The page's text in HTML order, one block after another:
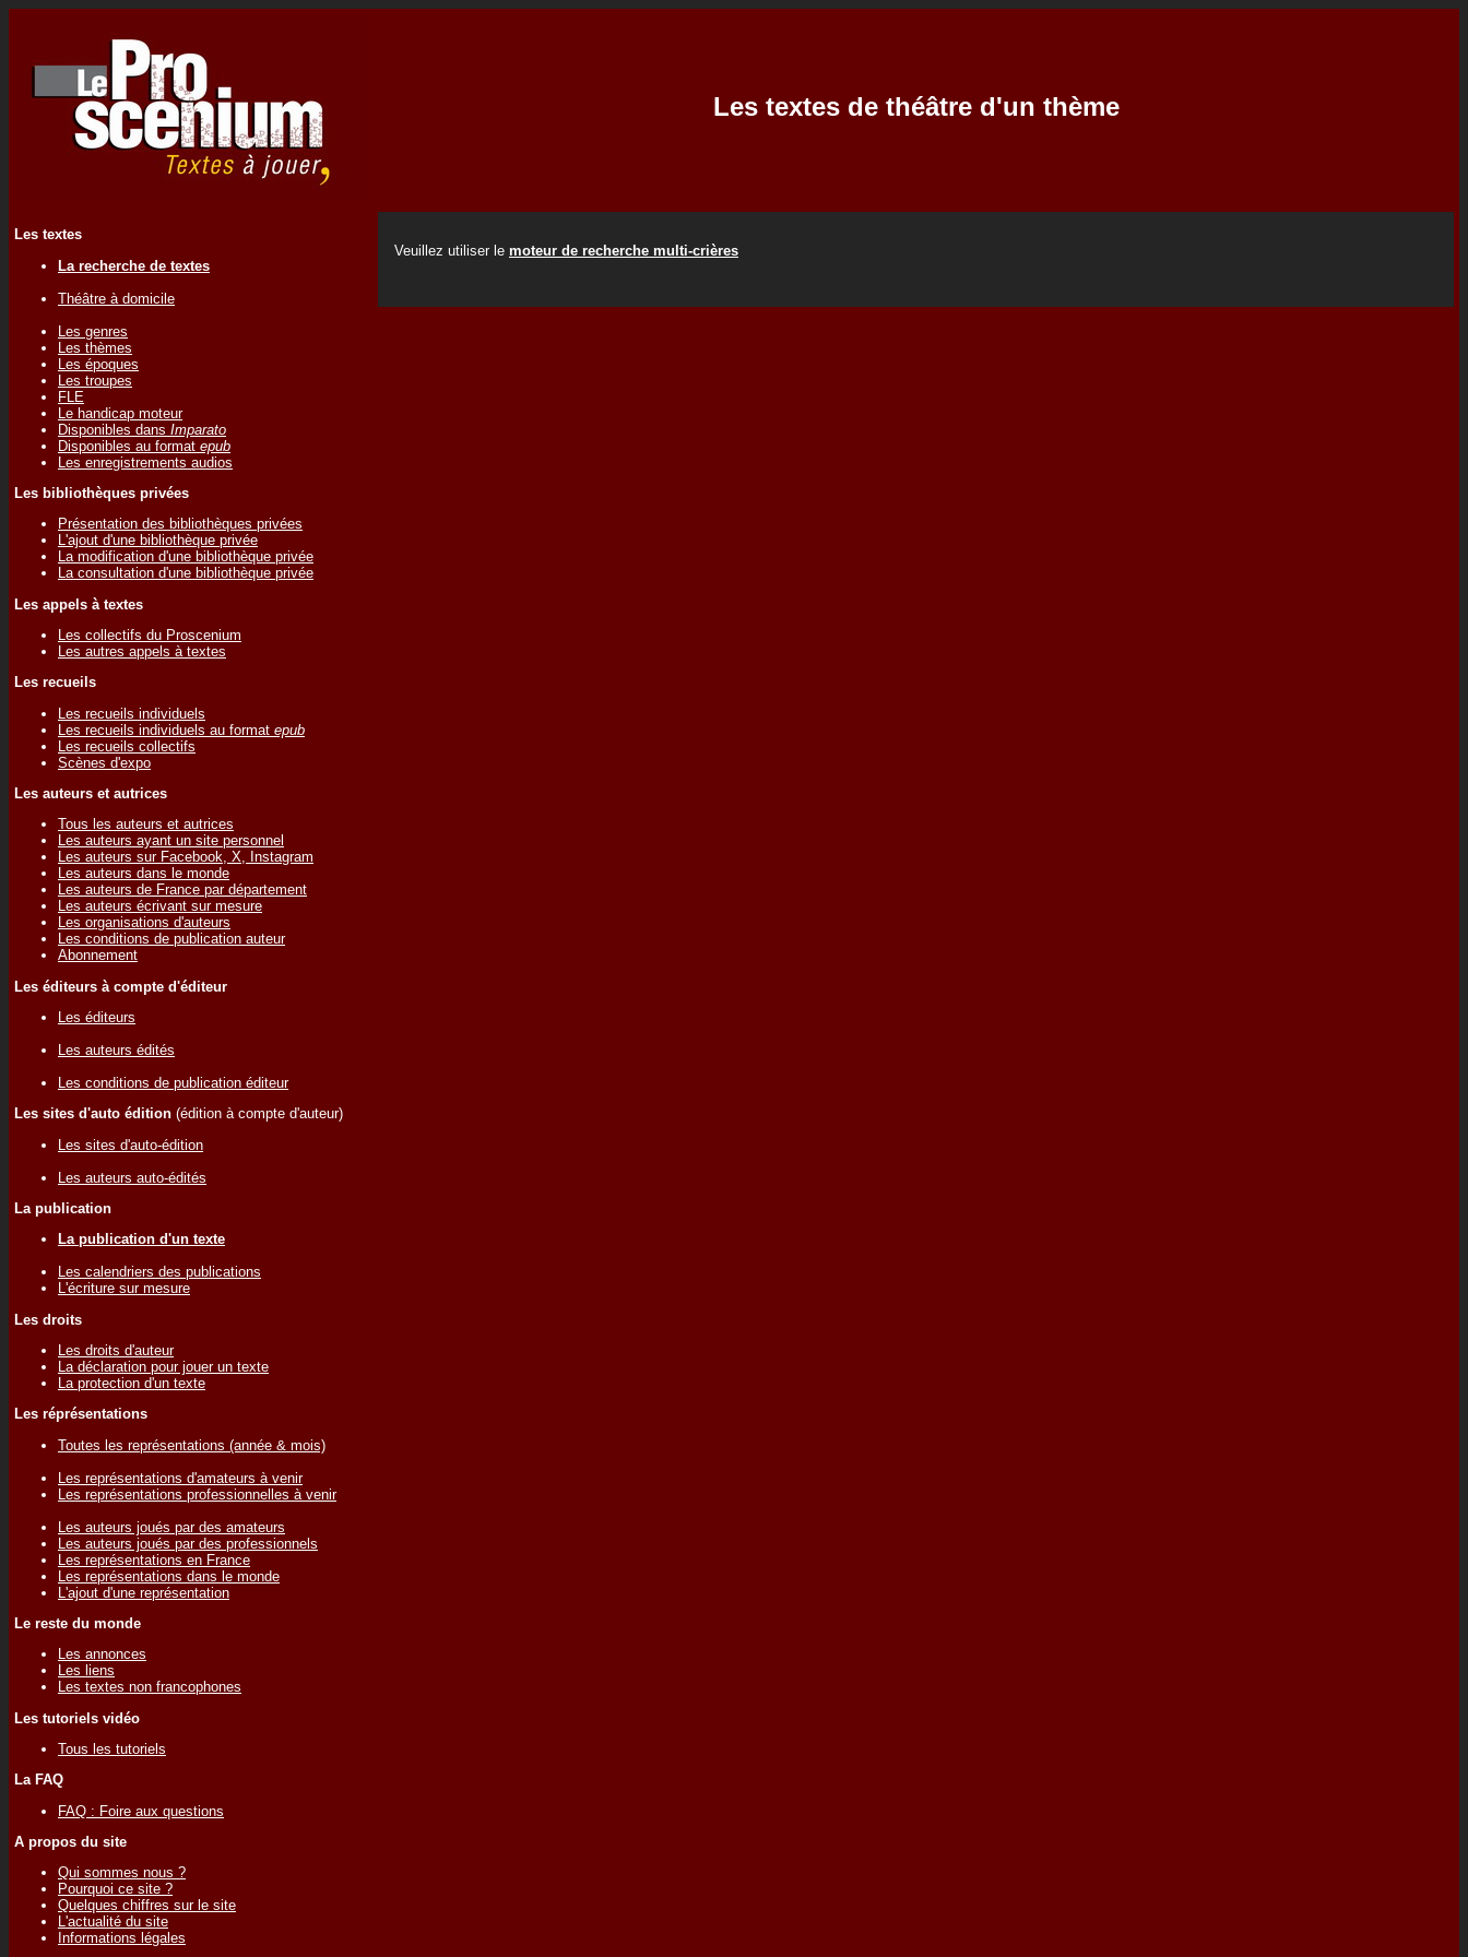
Les textes de théâtre d'un thème
Les textes
La recherche de textes
Théâtre à domicile
Les genres
Les thèmes
Les époques
Les troupes
FLE
Le handicap moteur
Disponibles dans Imparato
Disponibles au format epub
Les enregistrements audios
Les bibliothèques privées
Présentation des bibliothèques privées
L'ajout d'une bibliothèque privée
La modification d'une bibliothèque privée
La consultation d'une bibliothèque privée
Les appels à textes
Les collectifs du Proscenium
Les autres appels à textes
Les recueils
Les recueils individuels
Les recueils individuels au format epub
Les recueils collectifs
Scènes d'expo
Les auteurs et autrices
Tous les auteurs et autrices
Les auteurs ayant un site personnel
Les auteurs sur Facebook, X, Instagram
Les auteurs dans le monde
Les auteurs de France par département
Les auteurs écrivant sur mesure
Les organisations d'auteurs
Les conditions de publication auteur
Abonnement
Les éditeurs à compte d'éditeur
Les éditeurs
Les auteurs édités
Les conditions de publication éditeur
Les sites d'auto édition (édition à compte d'auteur)
Les sites d'auto-édition
Les auteurs auto-édités
La publication
La publication d'un texte
Les calendriers des publications
L'écriture sur mesure
Les droits
Les droits d'auteur
La déclaration pour jouer un texte
La protection d'un texte
Les réprésentations
Toutes les représentations (année & mois)
Les représentations d'amateurs à venir
Les représentations professionnelles à venir
Les auteurs joués par des amateurs
Les auteurs joués par des professionnels
Les représentations en France
Les représentations dans le monde
L'ajout d'une représentation
Le reste du monde
Les annonces
Les liens
Les textes non francophones
Les tutoriels vidéo
Tous les tutoriels
La FAQ
FAQ : Foire aux questions
A propos du site
Qui sommes nous ?
Pourquoi ce site ?
Quelques chiffres sur le site
L'actualité du site
Informations légales
Veuillez utiliser le moteur de recherche multi-crières